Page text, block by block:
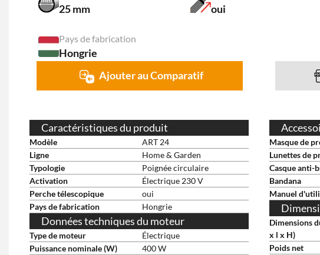
25 mm oui
Pays de fabrication
Hongrie
Ajouter au Comparatif
Caractéristiques du produit
Modèle
ART 24
Ligne
Home & Garden
Typologie
Poignée circulaire
Activation
Électrique 230 V
Perche télescopique
oui
Pays de fabrication
Hongrie
Données techniques du moteur
Type de moteur
Électrique
Puissance nominale (W)
400 W
Masque de
Lunettes de
Casque anti-
Bandana
Manuel
Dimensions
x l x H)
Poids net